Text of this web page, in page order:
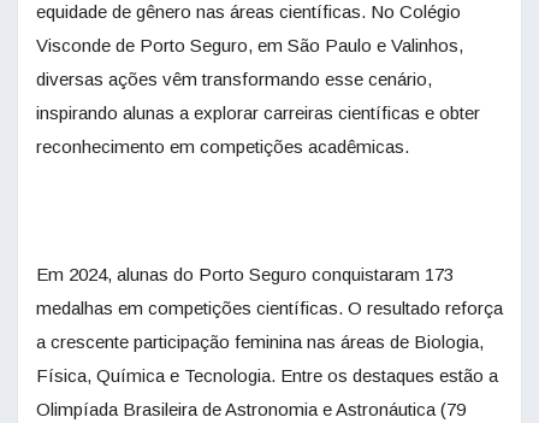
equidade de gênero nas áreas científicas. No Colégio
Visconde de Porto Seguro, em São Paulo e Valinhos,
diversas ações vêm transformando esse cenário,
inspirando alunas a explorar carreiras científicas e obter
reconhecimento em competições acadêmicas.
Em 2024, alunas do Porto Seguro conquistaram 173
medalhas em competições científicas. O resultado reforça
a crescente participação feminina nas áreas de Biologia,
Física, Química e Tecnologia. Entre os destaques estão a
Olimpíada Brasileira de Astronomia e Astronáutica (79